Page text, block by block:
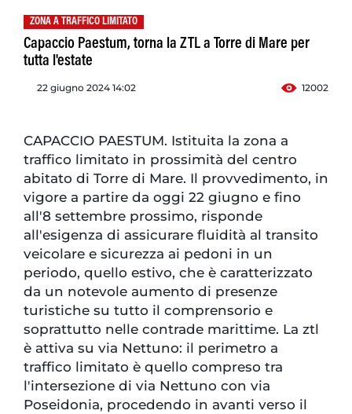
ZONA A TRAFFICO LIMITATO
Capaccio Paestum, torna la ZTL a Torre di Mare per
tutta l'estate
22 giugno 2024 14:02 12002
CAPACCIO PAESTUM. Istituita la zona a
traffico limitato in prossimità del centro
abitato di Torre di Mare. Il provvedimento, in
vigore a partire da oggi 22 giugno e fino
all'8 settembre prossimo, risponde
all'esigenza di assicurare fluidità al transito
veicolare e sicurezza ai pedoni in un
periodo, quello estivo, che è caratterizzato
da un notevole aumento di presenze
turistiche su tutto il comprensorio e
soprattutto nelle contrade marittime. La ztl
è attiva su via Nettuno: il perimetro a
traffico limitato è quello compreso tra
l'intersezione di via Nettuno con via
Poseidonia, procedendo in avanti verso il